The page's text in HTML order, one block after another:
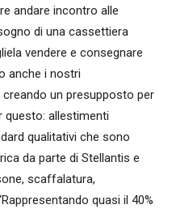
andare incontro alle
di una cassettiera
vendere e consegnare
anche i nostri
un presupposto per
questo: allestimenti
qualitativi che sono
da parte di Stellantis e
scaffalatura,
quasi il 40%